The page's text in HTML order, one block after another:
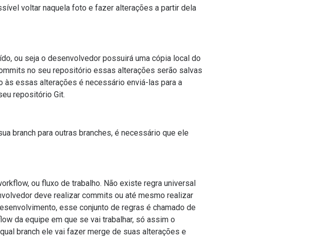
voltar naquela foto e fazer alterações a partir dela
ou seja o desenvolvedor possuirá uma cópia local do
no seu repositório essas alterações serão salvas
essas alterações é necessário enviá-las para a
repositório Git.
branch para outras branches, é necessário que ele
ou fluxo de trabalho. Não existe regra universal
deve realizar commits ou até mesmo realizar
esse conjunto de regras é chamado de
da equipe em que se vai trabalhar, só assim o
branch ele vai fazer merge de suas alterações e